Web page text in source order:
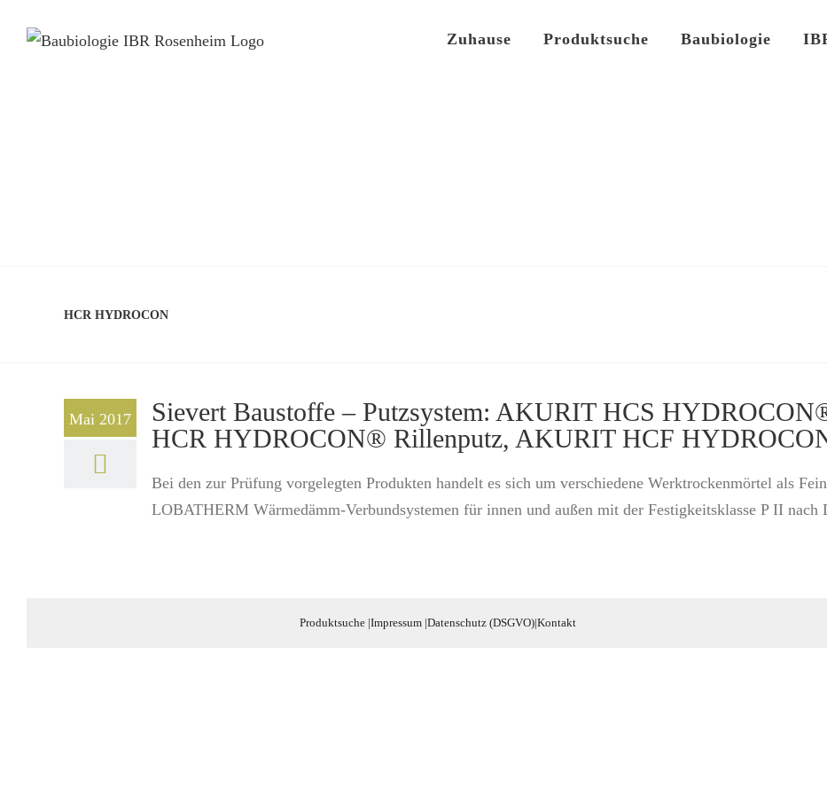
Zuhause Produktsuche Baubiologie
HCR HYDROCON
Mai 2017
Sievert Baustoffe – Putzsystem: AKURIT HCS
HCR HYDROCON® Rillenputz, AKURIT HCF
Bei den zur Prüfung vorgelegten Produkten handelt es sich um verschiedene Werktrockenmörtel als
LOBATHERM Wärmedämm-Verbundsystemen für innen und außen mit der Festigkeitsklasse P II
Produktsuche|Impressum|Datenschutz (DSGVO)|Kontakt